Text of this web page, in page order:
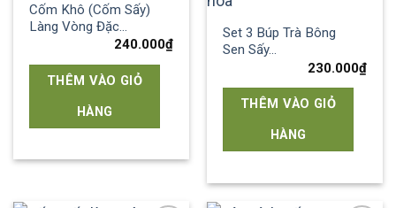
Add to
Cốm Khô (Cốm Sấy)
Làng Vòng Đặc…
240.000₫
THÊM VÀO GIỎ
HÀNG
Set 3 Búp Trà Bông
Sen Sấy…
230.000₫
THÊM VÀO GIỎ
HÀNG